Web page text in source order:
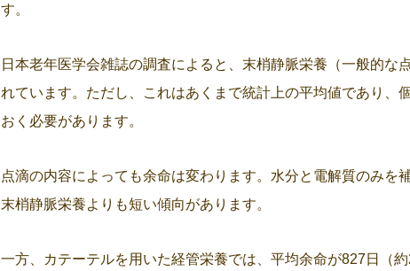
す。
日本老年医学会雑誌の調査によると、末梢静脈栄養（一般的
れています。ただし、これはあくまで統計上の平均値であり、
おく必要があります。
点滴の内容によっても余命は変わります。水分と電解質のみを
末梢静脈栄養よりも短い傾向があります。
一方、カテーテルを用いた経管栄養では、平均余命が827日（